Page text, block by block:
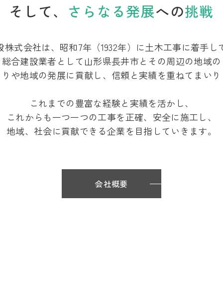
そして、 さらなる発展への挑戦
式会社は、 昭和7年（1932年）に土木工事に着手し
総合建設業者として山形県長井市とその周辺の地域の
や地域の発展に貢献し、 信頼と実績を重ねてまい
これまでの豊富な経験と実績を活かし、
これからも一つ一つの工事を正確、安全に施工し、
地域、社会に貢献できる企業を目指していきます。
会社概要